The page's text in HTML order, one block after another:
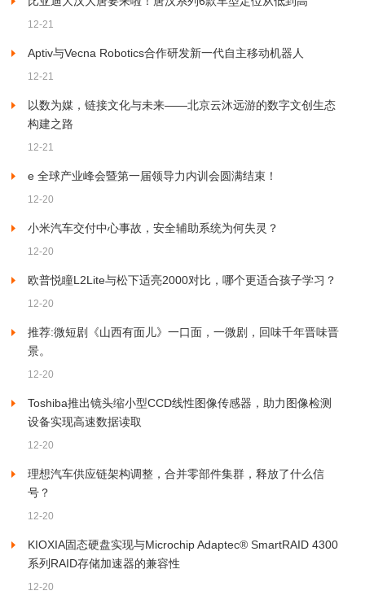
12-21
Aptiv与Vecna Robotics合作研发新一代自主移动机器人
12-21
以数为媒，链接文化与未来——北京云沐远游的数字文创生态
构建之路
12-21
e 全球产业峰会暨第一届领导力内训会圆满结束！
12-20
小米汽车交付中心事故，安全辅助系统为何失灵？
12-20
欧普悦瞳L2Lite与松下适亮2000对比，哪个更适合孩子学习？
12-20
推荐:微短剧《山西有面儿》一口面，一微剧，回味千年晋味晋
景。
12-20
Toshiba推出镜头缩小型CCD线性图像传感器，助力图像检测
设备实现高速数据读取
12-20
理想汽车供应链架构调整，合并零部件集群，释放了什么信
号？
12-20
KIOXIA固态硬盘实现与Microchip Adaptec® SmartRAID 4300
系列RAID存储加速器的兼容性
12-20